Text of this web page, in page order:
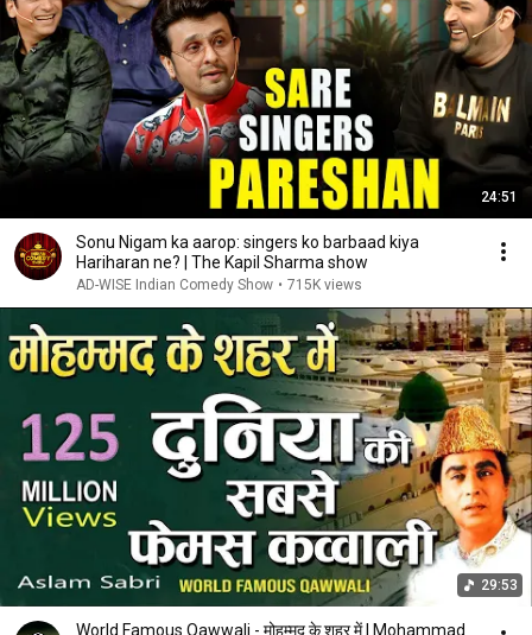
24:51
Sonu Nigam ka aarop: singers ko barbaad kiya
Hariharan ne? | The Kapil Sharma show
AD-WISE Indian Comedy Show • 715K views
29:53
World Famous Qawwali - मोहम्मद के शहर में | Mohammad